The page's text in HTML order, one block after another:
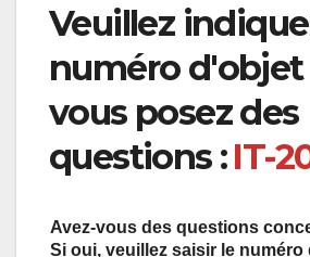
Veuillez
numéro d'objet
vous posez des
questions :IT-
Avez-vous des questions
Si oui, veuillez saisir le numéro